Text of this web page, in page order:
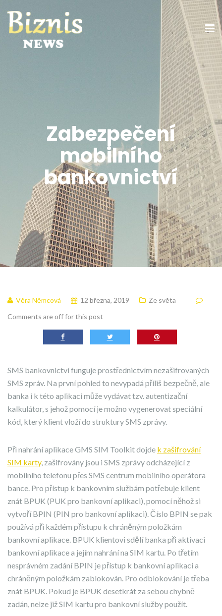
Zabezpečení
mobilního
bankovnictví
Věra Němcová 12 března, 2019
Ze světa
Comments are off for this post
SMS bankovnictví funguje prostřednictvím nezašifrovaných
SMS zpráv. Na první pohled to nevypadá příliš bezpečně, ale
banka i k této aplikaci může vydávat tzv. autentizační
kalkulátor, s jehož pomocí je možno vygenerovat speciální
kód, který klient vloží do struktury SMS zprávy.
Při nahrání aplikace GMS SIM Toolkit dojde k zašifrování
SIM karty, zašifrovány jsou i SMS zprávy odcházející z
mobilního telefonu přes SMS centrum mobilního operátora
bance. Pro přístup k bankovním službám potřebuje klient
znát BPUK (PUK pro bankovní aplikaci), pomocí něhož si
vytvoří BPIN (PIN pro bankovní aplikaci). Číslo BPIN se pak
používá při každém přístupu k chráněným položkám
bankovní aplikace. BPUK klientovi sdělí banka při aktivaci
bankovní aplikace a jejím nahrání na SIM kartu. Po třetím
nesprávném zadání BPIN je přístup k bankovní aplikaci a
chráněným položkám zablokován. Pro odblokování je třeba
znát BPUK. Pokud je BPUK desetkrát za sebou chybně
zadán, nelze již SIM kartu pro bankovní služby použít.